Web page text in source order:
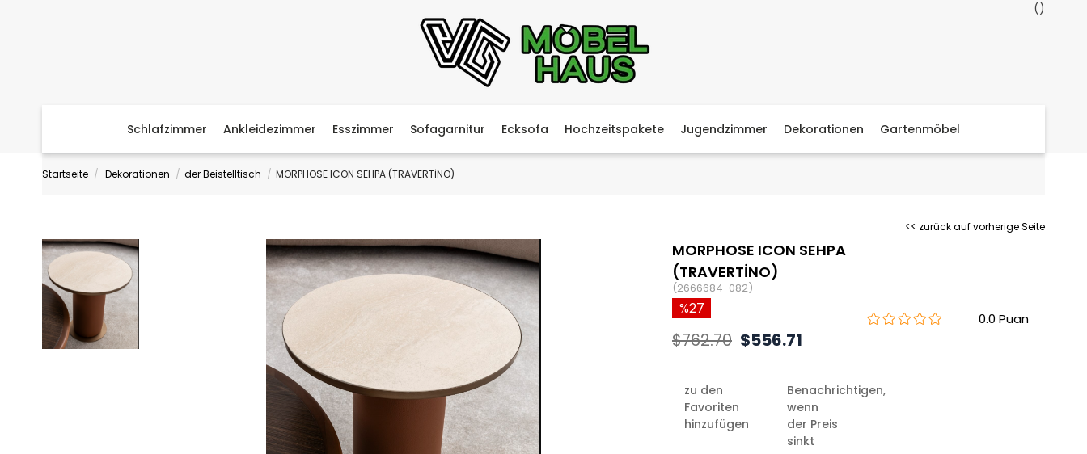
Schlafzimmer Ankleidezimmer Esszimmer Sofagarnitur Ecksofa Hochzeitspakete Jugendzimmer Dekorationen Gartenmöbel
Startseite Dekorationen der Beistelltisch MORPHOSE ICON SEHPA (TRAVERTİNO)
<< zurück auf vorherige Seite
MORPHOSE ICON SEHPA
(TRAVERTİNO)
(2666684-082)
0.0
27
$762.70 $556.71
zu den
Favoriten
hinzufügen
Benachrichtigen,
wenn
der Preis
sinkt